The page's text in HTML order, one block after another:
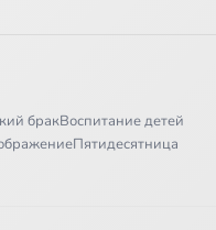
бракВоспитание детей
Пятидесятница